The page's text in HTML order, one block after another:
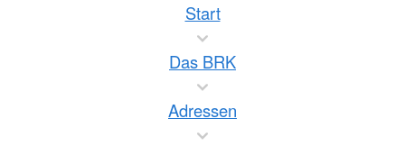
Start
Das BRK
Adressen